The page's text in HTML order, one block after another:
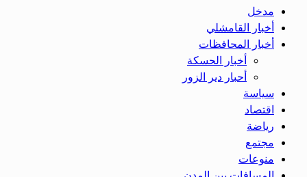
مدخل
أخبار القامشلي
أخبار المحافظات
أخبار الحسكة
أحبار دير الزور
سياسة
اقتصاد
رياضة
مجتمع
منوعات